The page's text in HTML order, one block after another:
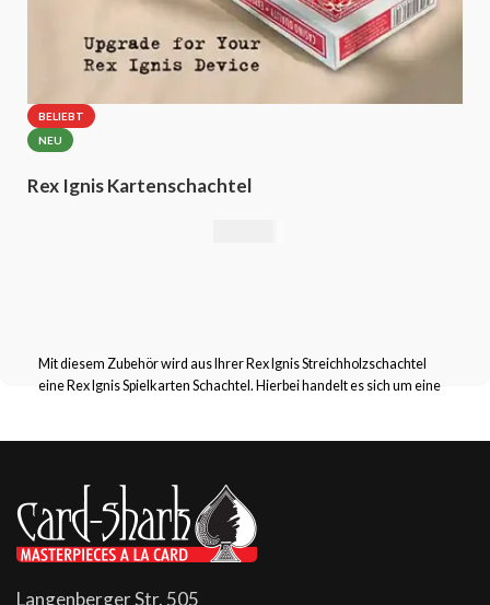
BELIEBT
NEU
Rex Ignis Kartenschachtel
Mit diesem Zubehör wird aus Ihrer Rex Ignis Streichholzschachtel
eine Rex Ignis Spielkarten Schachtel. Hierbei handelt es sich um eine
Langenberger Str. 505